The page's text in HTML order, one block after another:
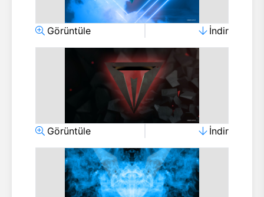
Görüntüle İndir
Görüntüle İndir